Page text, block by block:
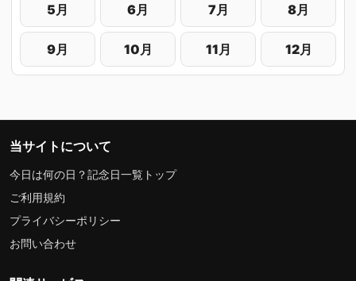
5月 6月 7月 8月
9月 10月 11月 12月
当サイトについて
今日は何の日？記念日一覧トップ
ご利用規約
プライバシーポリシー
お問い合わせ